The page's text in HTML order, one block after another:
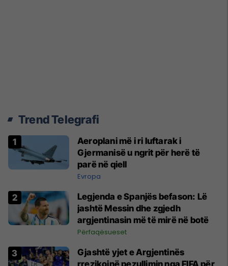
Trend Telegrafi
Aeroplani më i ri luftarak i
Gjermanisë u ngrit për herë të
parë në qiell
Evropa
Legjenda e Spanjës befason: Lë
jashtë Messin dhe zgjedh
argjentinasin më të mirë në botë
Përfaqësueset
Gjashtë yjet e Argjentinës
rrezikojnë pezullimin nga FIFA për